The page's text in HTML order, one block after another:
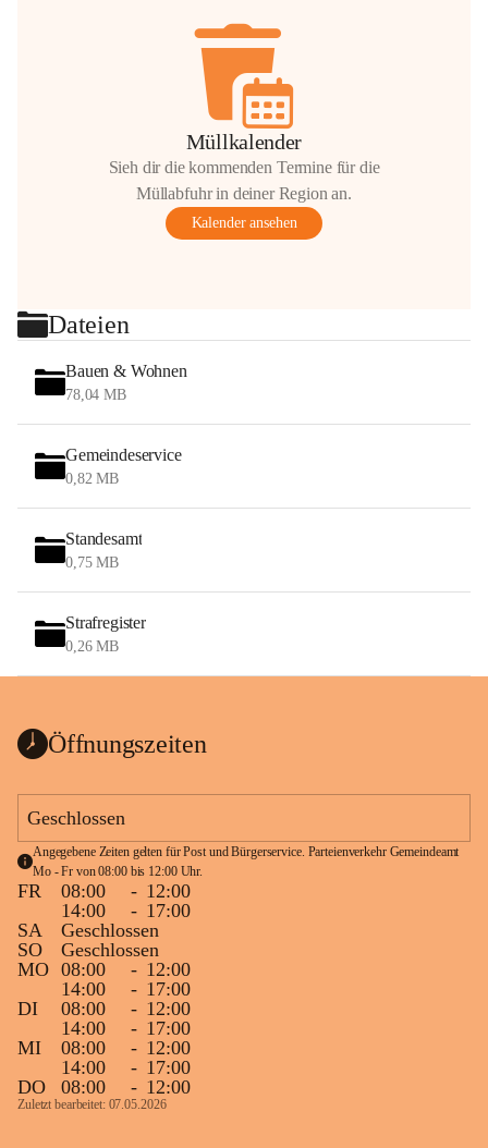
Müllkalender
Sieh dir die kommenden Termine für die
Müllabfuhr in deiner Region an.
Kalender ansehen
Dateien
Bauen & Wohnen
78,04 MB
Gemeindeservice
0,82 MB
Standesamt
0,75 MB
Strafregister
0,26 MB
Öffnungszeiten
Geschlossen
Angegebene Zeiten gelten für Post und Bürgerservice. Parteienverkehr Gemeindeamt
Mo - Fr von 08:00 bis 12:00 Uhr.
FR 08:00 - 12:00
14:00
- 17:00
SA
Geschlossen
SO
Geschlossen
MO 08:00 - 12:00
14:00
- 17:00
DI
08:00 - 12:00
14:00
- 17:00
MI
08:00 - 12:00
14:00
- 17:00
DO
08:00 - 12:00
Zuletzt bearbeitet: 07.05.2026